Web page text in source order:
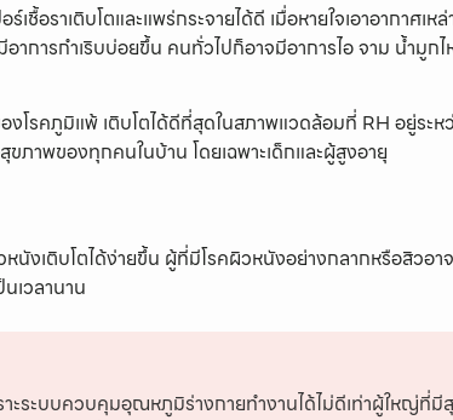
อราเติบโตและแพร่กระจายได้ดี เมื่อหายใจเอาอากาศเห
การกำเริบบ่อยขึ้น คนทั่วไปก็อาจมีอาการไอ จาม น้ำมูกไ
โรคภูมิแพ้ เติบโตได้ดีที่สุดในสภาพแวดล้อมที่ RH อยู่ระห
าพของทุกคนในบ้าน โดยเฉพาะเด็กและผู้สูงอายุ
นังเติบโตได้ง่ายขึ้น ผู้ที่มีโรคผิวหนังอย่างกลากหรือสิวอา
เวลานาน
ะระบบควบคุมอุณหภูมิร่างกายทำงานได้ไม่ดีเท่าผู้ใหญ่ที่